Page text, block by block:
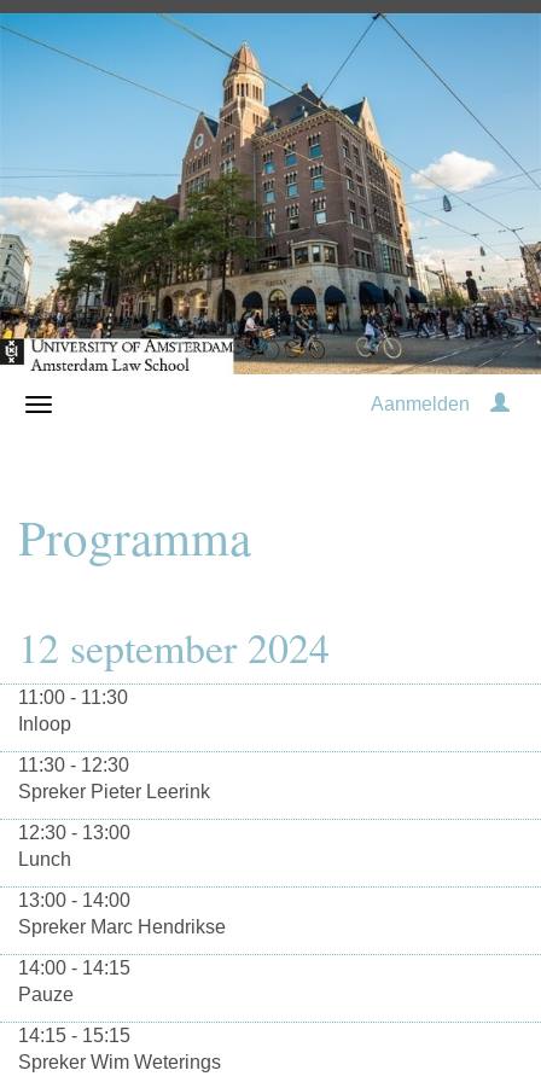
Aanmelden
Programma
12 september 2024
11:00 - 11:30
Inloop
11:30 - 12:30
Spreker Pieter Leerink
12:30 - 13:00
Lunch
13:00 - 14:00
Spreker Marc Hendrikse
14:00 - 14:15
Pauze
14:15 - 15:15
Spreker Wim Weterings